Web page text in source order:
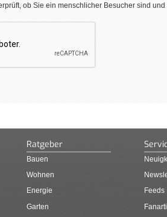
ob Sie ein menschlicher Besucher sind
Ratgeber
Bauen
Wohnen
Energie
Garten
Feeds